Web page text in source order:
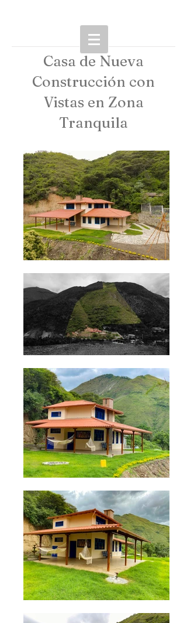
Casa de Nueva
Construcción con
Vistas en Zona
Tranquila